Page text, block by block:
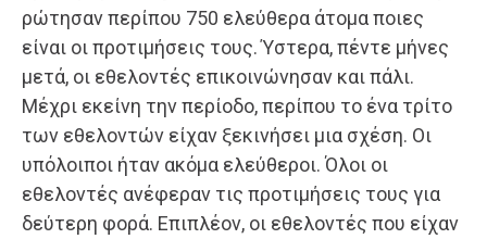
ρώτησαν περίπου 750 ελεύθερα άτομα ποιες
είναι οι προτιμήσεις τους. Ύστερα, πέντε μήνες
μετά, οι εθελοντές επικοινώνησαν και πάλι.
Μέχρι εκείνη την περίοδο, περίπου το ένα τρίτο
των εθελοντών είχαν ξεκινήσει μια σχέση. Οι
υπόλοιποι ήταν ακόμα ελεύθεροι. Όλοι οι
εθελοντές ανέφεραν τις προτιμήσεις τους για
δεύτερη φορά. Επιπλέον, οι εθελοντές που είχαν